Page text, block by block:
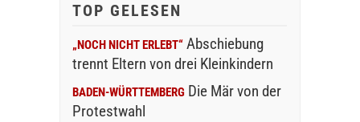
TOP GELESEN
„NOCH NICHT ERLEBT“ Abschiebung
trennt Eltern von drei Kleinkindern
BADEN-WÜRTTEMBERG Die Mär von der
Protestwahl